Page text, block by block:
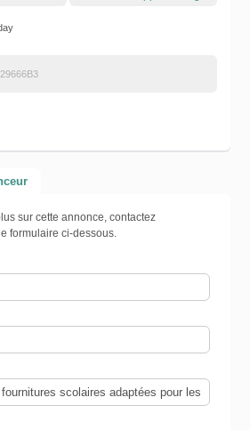
sur cette annonce, contactez
formulaire ci-dessous.